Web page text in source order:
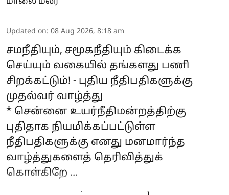
Updated on: 08 Aug 2026, 8:18 am
சமநீதியும், சமூகநீதியும் கிடைக்க
செய்யும் வகையில் தங்களது பணி
சிறக்கட்டும்! - புதிய நீதிபதிகளுக்கு
முதல்வர் வாழ்த்து
* சென்னை உயர்நீதிமன்றத்திற்கு
புதிதாக நியமிக்கப்பட்டுள்ள
நீதிபதிகளுக்கு எனது மனமார்ந்த
வாழ்த்துகளைத் தெரிவித்துக்
கொள்கிறே ...